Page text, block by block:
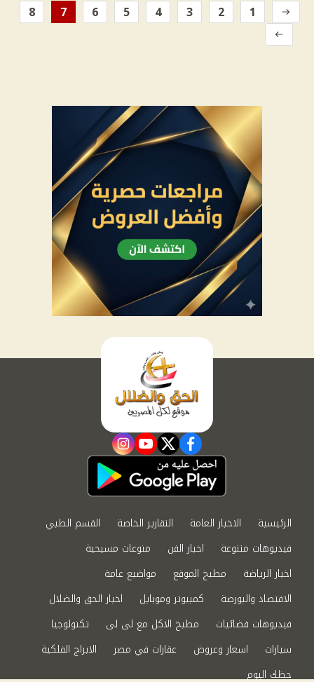
1
2
3
4
5
6
7
8
facebook
twitter
youtube
instagram
الرئيسية الاخبار العامة التقارير الخاصة
القسم الطبي
فيديوهات متنوعة
اخبار الفن
منوعات مسيحية
اخبار الرياضة
مطبخ الموقع
مواضيع عامة
الاقتصاد والبورصة
كمبيوتر وموبايل
اخبار الحق والضلال
فيديوهات فضائيات
مطبخ الاكل مع لى لى
تكنولوجيا
سيارات
اسعار وعروض عقارات في مصر
الابراج الفلكية
حظك اليوم